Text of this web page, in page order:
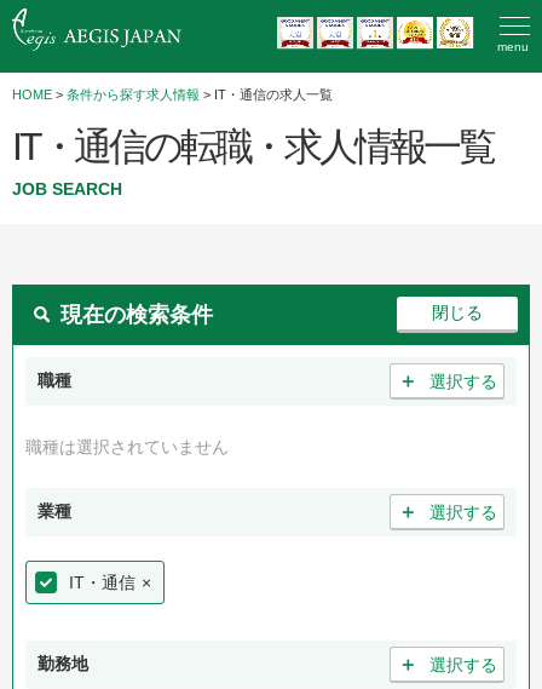
menu
HOME > 条件から探す求人情報 > IT・通信の求人一覧
IT・通信の転職・求人情報一覧
JOB SEARCH
現在の検索条件
職種 ＋ 選択する
職種は選択されていません
業種 ＋ 選択する
IT・通信 ×
勤務地 ＋ 選択する